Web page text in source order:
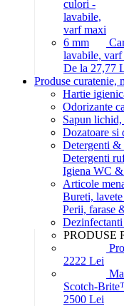
lavabile,
De la 27,77
Produse curatenie,
Hartie
Odorizante
Sapun
Dozatoare si
Detergenti &
Detergenti
Igiena WC
Articole
Bureti,
Perii, farase
PRODUSE
2222 Lei
Scotch-
2500 Lei